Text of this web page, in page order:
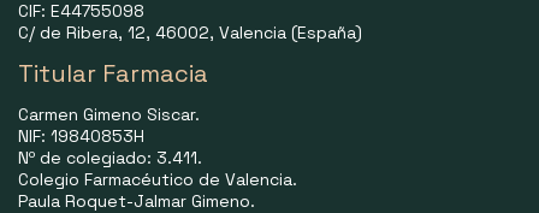
CIF: E44755098
C/ de Ribera, 12, 46002, Valencia (España)
Titular Farmacia
Carmen Gimeno Siscar.
NIF: 19840853H
Nº de colegiado: 3.411.
Colegio Farmacéutico de Valencia.
Paula Roquet-Jalmar Gimeno.